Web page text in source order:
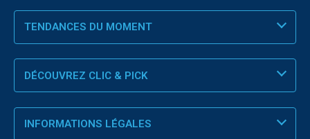
TENDANCES DU MOMENT
DÉCOUVREZ CLIC & PICK
INFORMATIONS LÉGALES